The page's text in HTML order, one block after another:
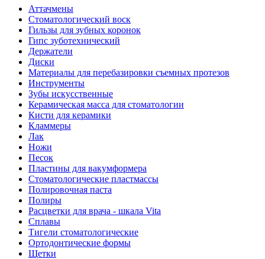
Аттачмены
Стоматологический воск
Гильзы для зубных коронок
Гипс зуботехнический
Держатели
Диски
Материалы для перебазировки съемных протезов
Инструменты
Зубы искусственные
Керамическая масса для стоматологии
Кисти для керамики
Кламмеры
Лак
Ножи
Песок
Пластины для вакумформера
Стоматологические пластмассы
Полировочная паста
Полиры
Расцветки для врача - шкала Vita
Сплавы
Тигели стоматологические
Ортодонтические формы
Щетки